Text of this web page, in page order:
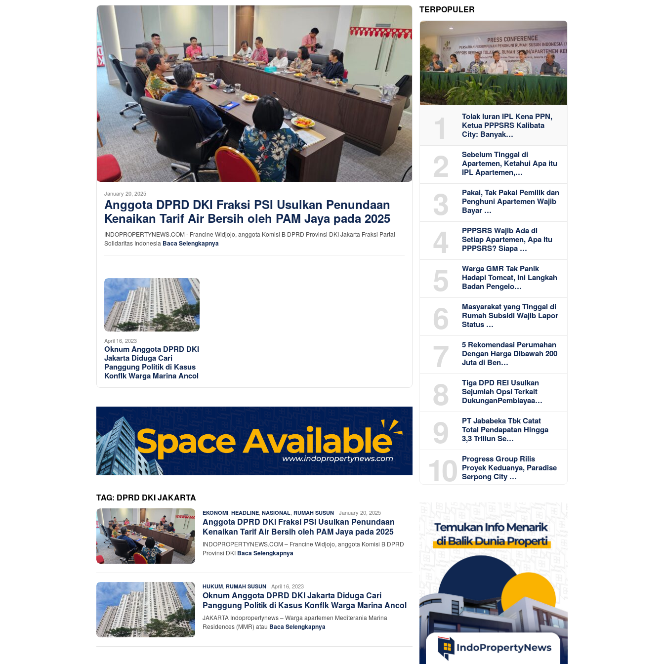
January 20, 2025
Anggota DPRD DKI Fraksi PSI Usulkan Penundaan
Kenaikan Tarif Air Bersih oleh PAM Jaya pada 2025
INDOPROPERTYNEWS.COM - Francine Widjojo, anggota Komisi B DPRD Provinsi DKI Jakarta Fraksi Partai
Solidaritas Indonesia Baca Selengkapnya
April 16, 2023
Oknum Anggota DPRD DKI
Jakarta Diduga Cari
Panggung Politik di Kasus
Konflk Warga Marina Ancol
TAG: DPRD DKI JAKARTA
EKONOMI HEADLINE NASIONAL RUMAH SUSUN Rasyid
Rafiq
January 20, 2025
Anggota DPRD DKI Fraksi PSI Usulkan Penundaan
Kenaikan Tarif Air Bersih oleh PAM Jaya pada 2025
INDOPROPERTYNEWS.COM – Francine Widjojo, anggota Komisi B DPRD
Provinsi DKI Baca Selengkapnya
HUKUM RUMAH SUSUN indo
April 16, 2023
Oknum Anggota DPRD DKI Jakarta Diduga Cari
Panggung Politik di Kasus Konflk Warga Marina Ancol
JAKARTA Indopropertynews – Warga apartemen Mediterania Marina
Residences (MMR) atau Baca Selengkapnya
TERPOPULER
1
Tolak Iuran IPL Kena PPN,
Ketua PPPSRS Kalibata
City: Banyak…
2
Sebelum Tinggal di
Apartemen, Ketahui Apa itu
IPL Apartemen,…
3
Pakai, Tak Pakai Pemilik dan
Penghuni Apartemen Wajib
Bayar …
4
PPPSRS Wajib Ada di
Setiap Apartemen, Apa Itu
PPPSRS? Siapa …
5
Warga GMR Tak Panik
Hadapi Tomcat, Ini Langkah
Badan Pengelo…
6
Masyarakat yang Tinggal di
Rumah Subsidi Wajib Lapor
Status …
7
5 Rekomendasi Perumahan
Dengan Harga Dibawah 200
Juta di Ben…
8
Tiga DPD REI Usulkan
Sejumlah Opsi Terkait
DukunganPembiayaa…
9
PT Jababeka Tbk Catat
Total Pendapatan Hingga
3,3 Triliun Se…
10
Progress Group Rilis
Proyek Keduanya, Paradise
Serpong City …